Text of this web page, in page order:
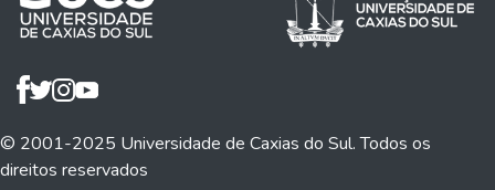
© 2001-2025 Universidade de Caxias do Sul. Todos os
direitos reservados